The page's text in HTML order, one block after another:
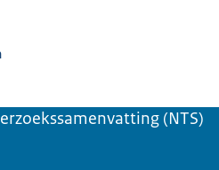
(NTS)